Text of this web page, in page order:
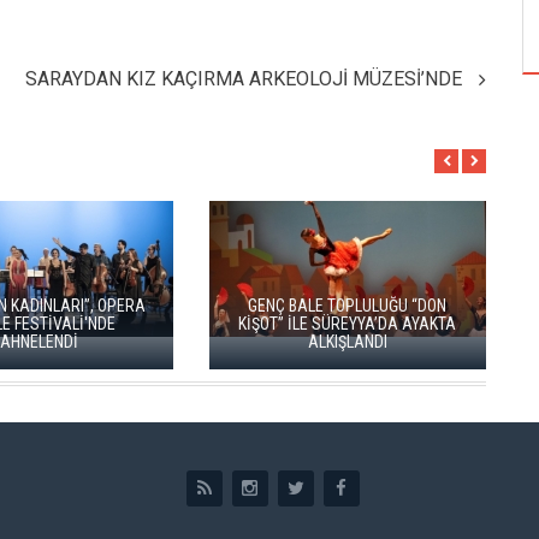
SARAYDAN KIZ KAÇIRMA ARKEOLOJİ MÜZESİ’NDE
GENÇ BALE TOPLULUĞU “DON
KİŞOT” İLE SÜREYYA’DA AYAKTA
ALKIŞLANDI
ZARAFETİN AŞKIN VE
DANSI: KUĞU GÖLÜ YENİDEN
SAHNEDE